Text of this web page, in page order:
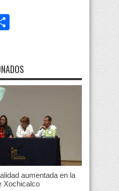
aumentada en la
Xochicalco